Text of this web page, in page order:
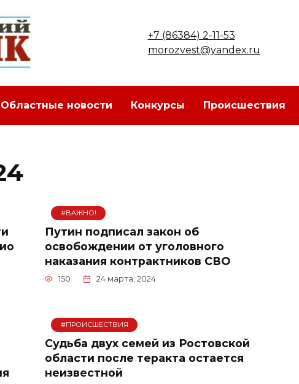
+7 (86384) 2-11-53
morozvest@yandex.ru
Областные новости Конкурсы Происшествия
#ВАЖНО!
Путин подписал закон об
освобождении от уголовного
наказания контрактников СВО
150 24 марта, 2024
#ПРОИСШЕСТВИЯ
Судьба двух семей из Ростовской
области после теракта остается
неизвестной